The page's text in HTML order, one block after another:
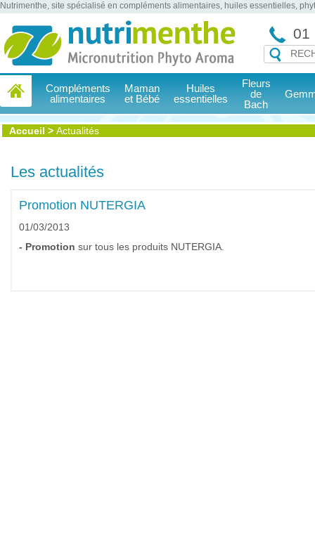
Nutrimenthe, site spécialisé en compléments alimentaires, huiles essentielles,
01
Compléments
alimentaires
Maman
et Bébé
Huiles
essentielles
Fleurs
de
Bach
Accueil > Actualités
Les actualités
Promotion NUTERGIA
01/03/2013
- Promotion sur tous les produits NUTERGIA.